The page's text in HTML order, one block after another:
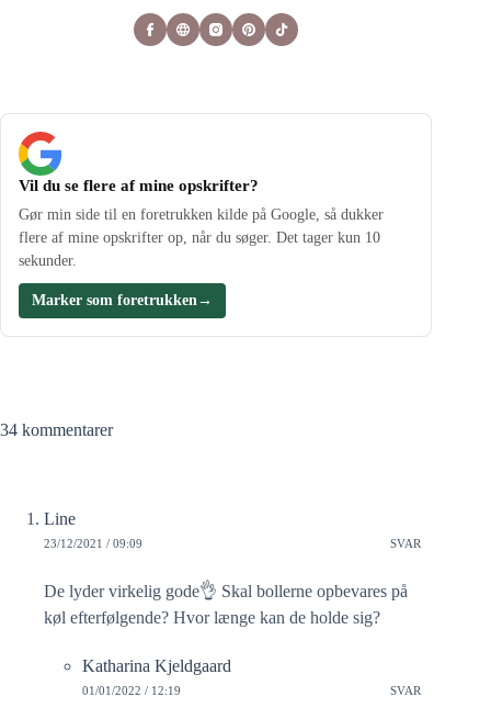
Vil du se flere af mine opskrifter?
Gør min side til en foretrukken kilde på Google, så dukker
flere af mine opskrifter op, når du søger. Det tager kun 10
sekunder.
Marker som foretrukken→
34 kommentarer
Line
23/12/2021 / 09:09 SVAR
De lyder virkelig gode👌 Skal bollerne opbevares på
køl efterfølgende? Hvor længe kan de holde sig?
Katharina Kjeldgaard
01/01/2022 / 12:19 SVAR